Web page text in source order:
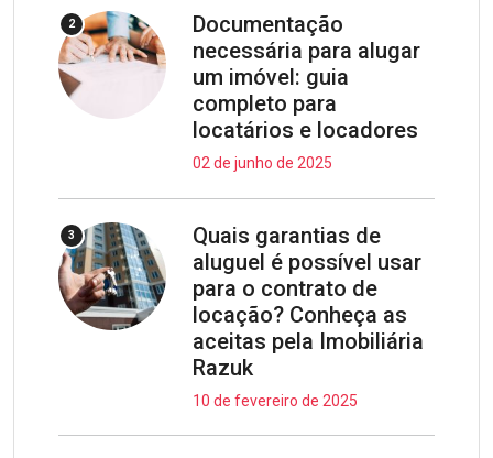
2
Documentação
necessária para alugar
um imóvel: guia
completo para
locatários e locadores
02 de junho de 2025
3
Quais garantias de
aluguel é possível usar
para o contrato de
locação? Conheça as
aceitas pela Imobiliária
Razuk
10 de fevereiro de 2025